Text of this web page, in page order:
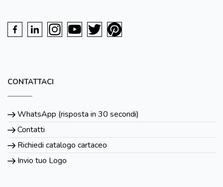
CONTATTACI
WhatsApp (risposta in 30 secondi)
Contatti
Richiedi catalogo cartaceo
Invio tuo Logo